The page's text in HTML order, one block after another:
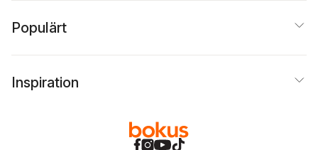
Populärt
Inspiration